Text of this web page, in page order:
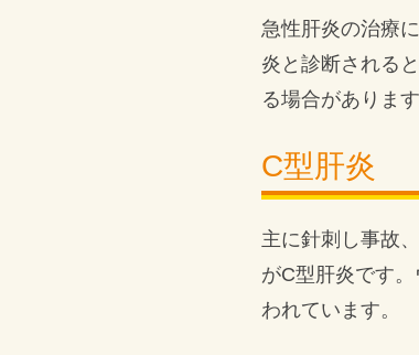
急性肝炎の治療
炎と診断される
る場合があります
C型肝炎
主に針刺し事故
がC型肝炎です
われています。